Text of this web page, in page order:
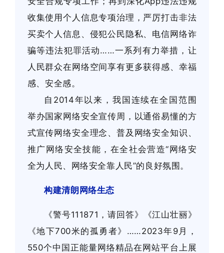
收集使用个人信息专项治理，严厉打击非法
买卖个人信息、侵犯公民隐私、电信网络诈
骗等违法犯罪活动……一系列有力举措，让
人民群众在网络空间享有更多获得感、幸福
感、安全感。
自2014年以来，我国连续在全国范围
举办国家网络安全宣传周，以通俗易懂的方
式宣传网络安全理念、普及网络安全知识、
推广网络安全技能，在全社会营造“网络安
全为人民、网络安全靠人民”的良好氛围。
构建清朗网络生态
《警号111871，请回答》《江山壮丽》
《地下700米的孤勇者》……2023年9月，
550个中国正能量网络精品在网站平台上展